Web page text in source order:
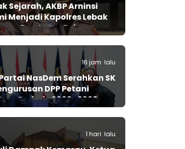
Sejarah, AKBP Arninsi
Menjadi Kapolres Lebak
Berstatus Polwan
16 jam lalu
Partai NasDem Serahkan SK
DPP Petani
Periode 2026–2029,
S.H. Resmi Pimpin
1 hari lalu